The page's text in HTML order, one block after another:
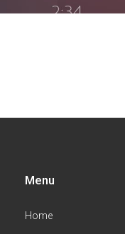
Menu
Home